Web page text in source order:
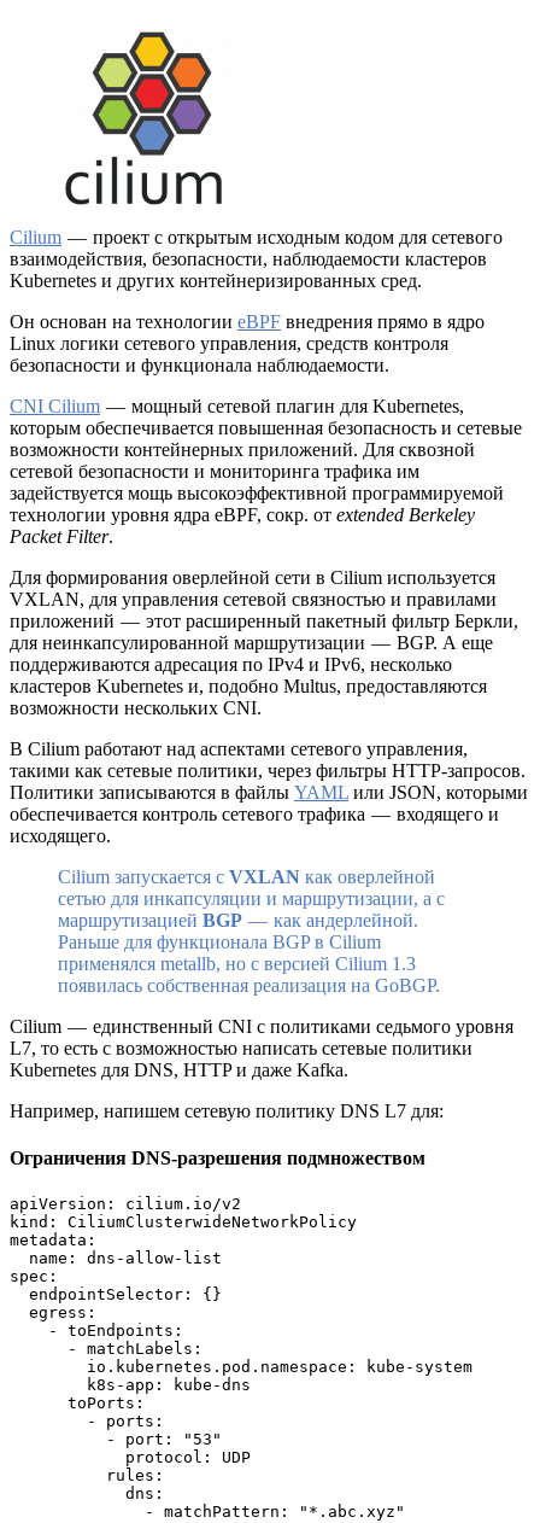
Cilium — проект с открытым исходным кодом для сетевого
взаимодействия, безопасности, наблюдаемости кластеров
Kubernetes и других контейнеризированных сред.
Он основан на технологии eBPF внедрения прямо в ядро
Linux логики сетевого управления, средств контроля
безопасности и функционала наблюдаемости.
CNI Cilium — мощный сетевой плагин для Kubernetes,
которым обеспечивается повышенная безопасность и сетевые
возможности контейнерных приложений. Для сквозной
сетевой безопасности и мониторинга трафика им
задействуется мощь высокоэффективной программируемой
технологии уровня ядра eBPF, сокр. от extended Berkeley
Packet Filter.
Для формирования оверлейной сети в Cilium используется
VXLAN, для управления сетевой связностью и правилами
приложений — этот расширенный пакетный фильтр Беркли,
для неинкапсулированной маршрутизации — BGP. А еще
поддерживаются адресация по IPv4 и IPv6, несколько
кластеров Kubernetes и, подобно Multus, предоставляются
возможности нескольких CNI.
В Cilium работают над аспектами сетевого управления,
такими как сетевые политики, через фильтры HTTP-запросов.
Политики записываются в файлы YAML или JSON, которыми
обеспечивается контроль сетевого трафика — входящего и
исходящего.
Cilium запускается с VXLAN как оверлейной
сетью для инкапсуляции и маршрутизации, а с
маршрутизацией BGP — как андерлейной.
Раньше для функционала BGP в Cilium
применялся metallb, но с версией Cilium 1.3
появилась собственная реализация на GoBGP.
Cilium — единственный CNI с политиками седьмого уровня
L7, то есть с возможностью написать сетевые политики
Kubernetes для DNS, HTTP и даже Kafka.
Например, напишем сетевую политику DNS L7 для:
Ограничения DNS-разрешения подмножеством
apiVersion: cilium.io/v2
kind: CiliumClusterwideNetworkPolicy
metadata:
  name: dns-allow-list
spec:
  endpointSelector: {}
  egress:
    - toEndpoints:
      - matchLabels:
        io.kubernetes.pod.namespace: kube-system
        k8s-app: kube-dns
      toPorts:
        - ports:
          - port: "53"
            protocol: UDP
          rules:
            dns:
              - matchPattern: "*.abc.xyz"